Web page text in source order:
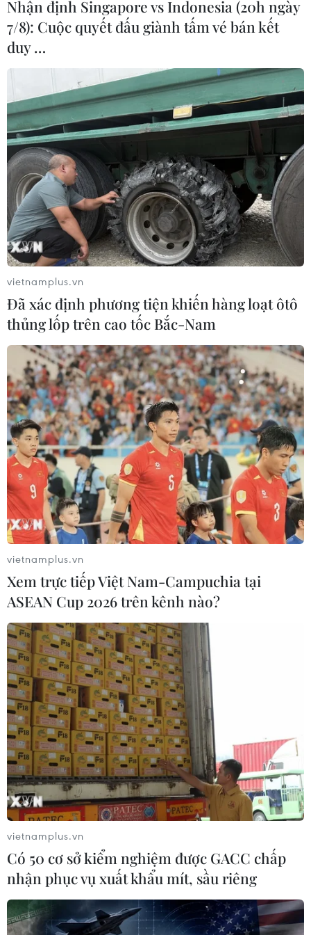
#Sâu ban miêu #Ngộ độc
#Trung tâm Chống độc
#Chất độc Cartharidin
Theo dõi VietnamPlus
TIN LIÊN QUAN
Yên Bái: Ba người bị ngộ độc nặng sau khi
ăn sâu ban miêu
08/05/2024 10:44
Sau khi ăn khoảng 1-3 giờ đồng hồ, 3 người ăn sâu ban
miêu có biểu hiện buồn nôn, nôn, đau bụng, chướng
bụng, tiểu buốt, tiểu khó, có người tiểu ra máu…
Nhận định Singapore vs Indonesia (20h ngày
7/8): Cuộc quyết đấu giành tấm vé bán kết
duy …
vietnamplus.vn
Đã xác định phương tiện khiến hàng loạt ôtô
thủng lốp trên cao tốc Bắc-Nam
vietnamplus.vn
Xem trực tiếp Việt Nam-Campuchia tại
ASEAN Cup 2026 trên kênh nào?
vietnamplus.vn
Có 50 cơ sở kiểm nghiệm được GACC chấp
nhận phục vụ xuất khẩu mít, sầu riêng